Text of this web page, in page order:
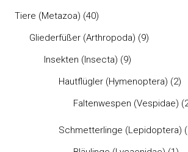
Tiere (Metazoa) (40)
Gliederfüßer (Arthropoda) (9)
Insekten (Insecta) (9)
Hautflügler (Hymenoptera) (2)
Faltenwespen (Vespidae)
Schmetterlinge (Lepidoptera)